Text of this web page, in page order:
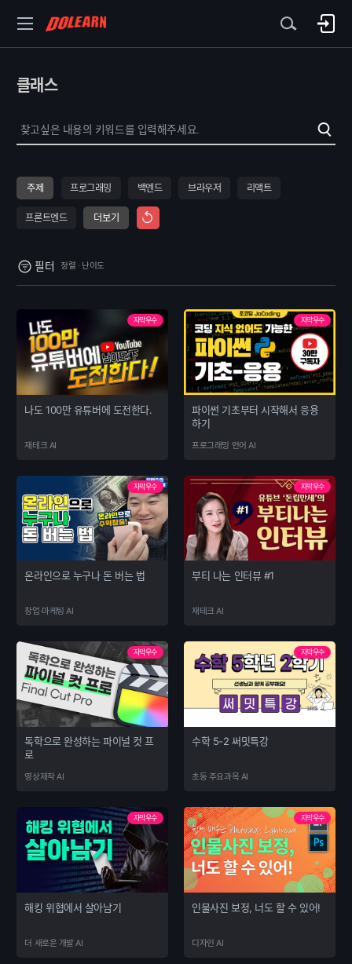
클래스
주제 프로그래밍 백엔드 브라우저 리액트
프론트엔드 더보기
필터 정렬 · 난이도
자막우수
나도 100만 유튜버에 도전한다.
재테크 AI
자막우수
파이썬 기초부터 시작해서 응용
하기
프로그래밍 언어 AI
자막우수
온라인으로 누구나 돈 버는 법
창업·마케팅 AI
자막우수
부티 나는 인터뷰 #1
재테크 AI
자막우수
독학으로 완성하는 파이널 컷 프
로
영상제작 AI
자막우수
수학 5-2 써밋특강
초등 주요과목 AI
자막우수
해킹 위협에서 살아남기
더 새로운 개발 AI
자막우수
인물사진 보정, 너도 할 수 있어!
디자인 AI